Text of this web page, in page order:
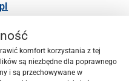
komfort korzystania z tej
są niezbędne dla poprawnego
i są przechowywane w